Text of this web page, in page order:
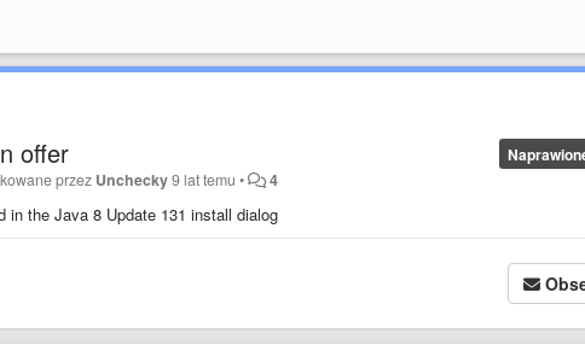
offer
przez Unchecky9 lat temu • 4
in the Java 8 Update 131 install dialog